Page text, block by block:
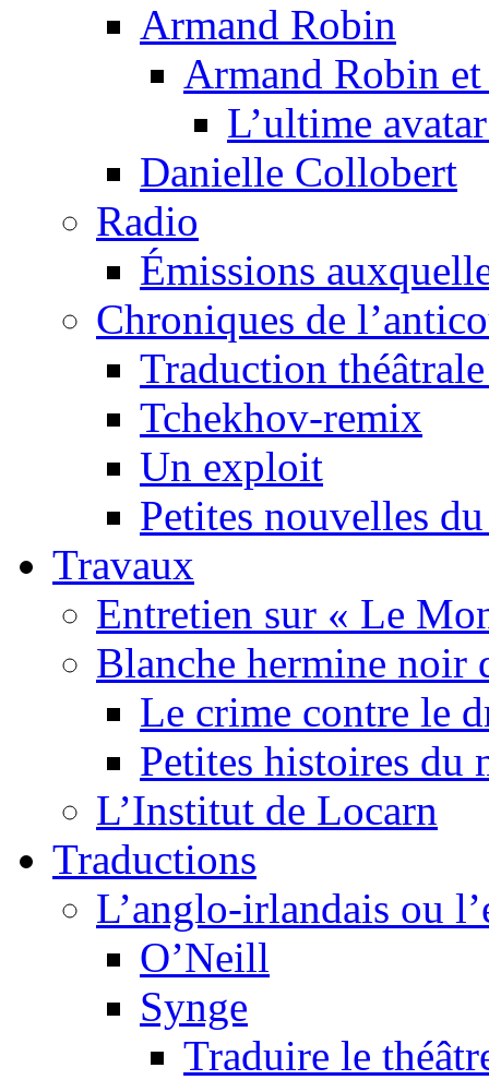
Armand Robin
Armand Robin
L’ultime
Danielle Collobert
Radio
Émissions
Chroniques de
Traduction
Tchekhov-remix
Un exploit
Petites nouvelles
Travaux
Entretien sur « Le
Blanche hermine noir
Le crime contre le
Petites histoires du
L’Institut de Locarn
Traductions
L’anglo-irlandais ou
O’Neill
Synge
Traduire le